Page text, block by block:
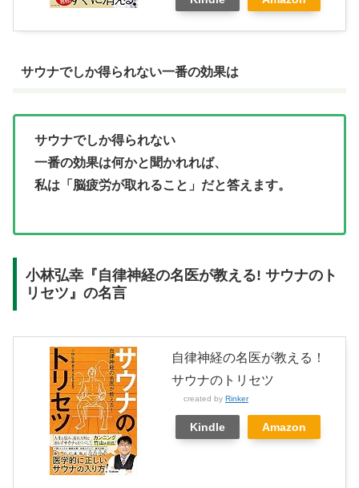
サウナでしか得られない一番の効果は
サウナでしか得られない
一番の効果は何かと聞かれれば、
私は「脳疲労が取れること」だと答えます。
小林弘幸『自律神経の名医が教える! サウナのト
リセツ』の名言
自律神経の名医が教える！
サウナのトリセツ
created by Rinker
Kindle Amazon